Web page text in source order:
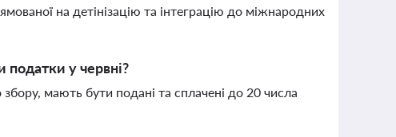
на детінізацію та інтеграцію до міжнародних
податки у червні?
мають бути подані та сплачені до 20 числа